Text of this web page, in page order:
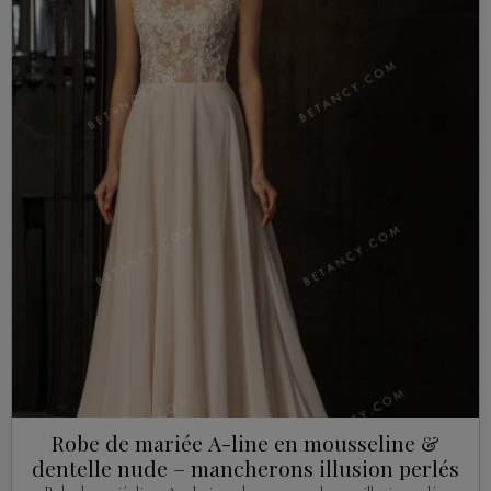
Robe de mariée A-line en mousseline &
dentelle nude – mancherons illusion perlés